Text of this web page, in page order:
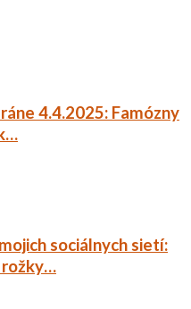
4.4.2025: Famózny
sociálnych sietí:
rožky…